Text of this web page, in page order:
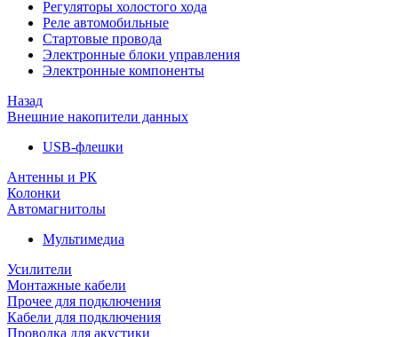
Регуляторы холостого хода
Реле автомобильные
Стартовые провода
Электронные блоки управления
Электронные компоненты
Назад
Внешние накопители данных
USB-флешки
Антенны и РК
Колонки
Автомагнитолы
Мультимедиа
Усилители
Монтажные кабели
Прочее для подключения
Кабели для подключения
Проводка для акустики